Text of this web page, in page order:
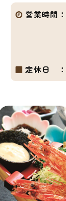
営業時間：
定休日 ：